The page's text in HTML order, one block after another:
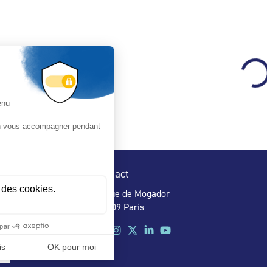
Contact
32 rue de Mogador
75 009 Paris